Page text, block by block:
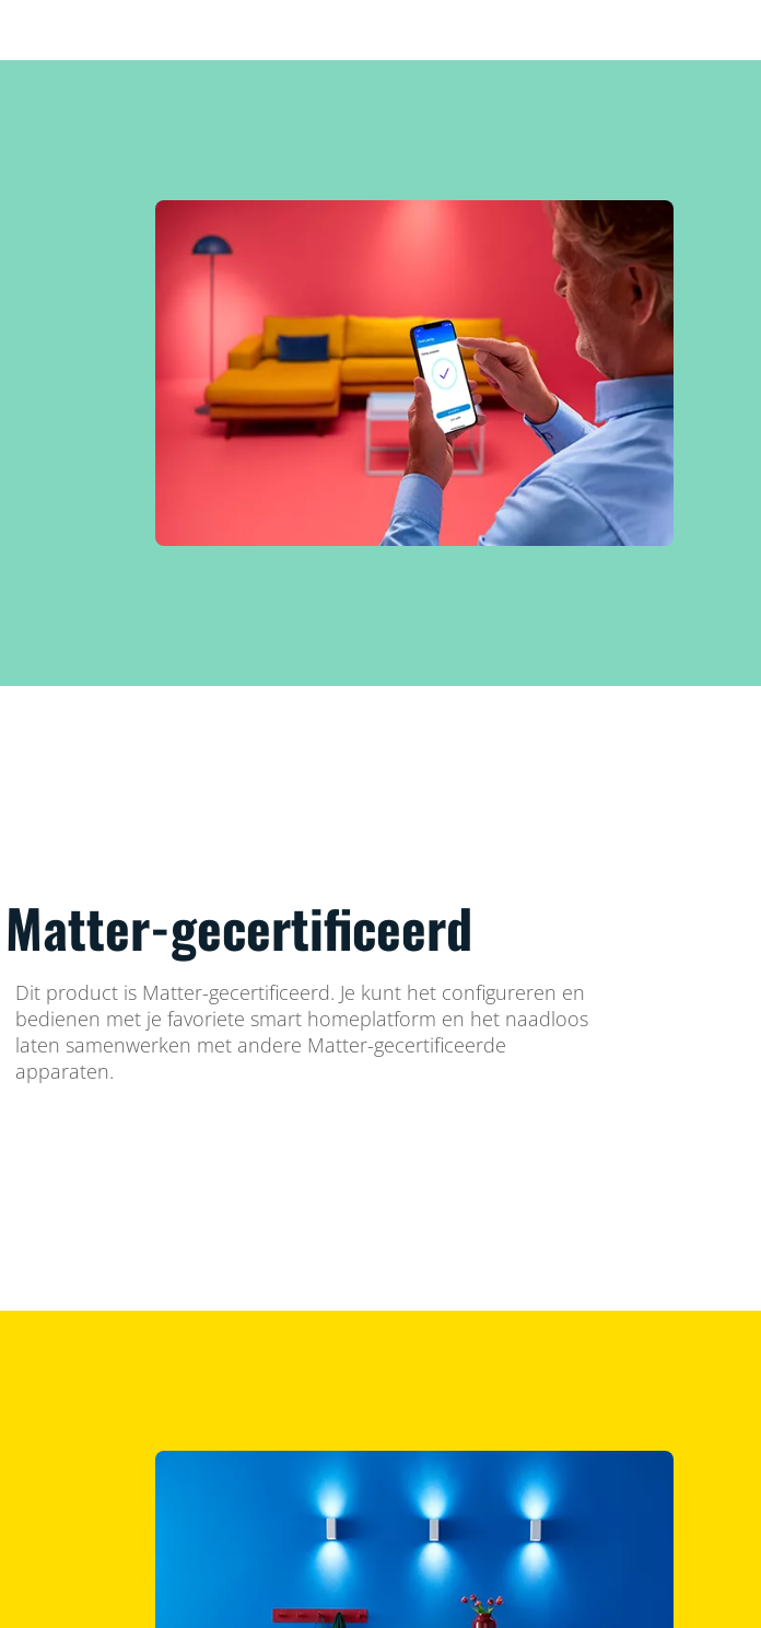
Matter-gecertificeerd
Dit product is Matter-gecertificeerd. Je kunt het configureren en
bedienen met je favoriete smart homeplatform en het naadloos
laten samenwerken met andere Matter-gecertificeerde
apparaten.